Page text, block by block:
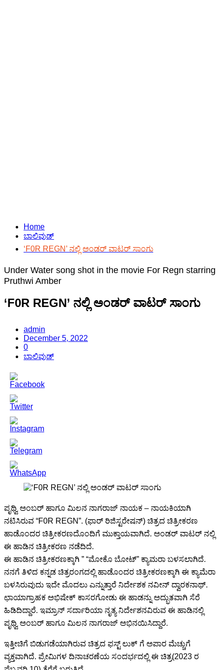
Home
ಬಾಲಿವುಡ್
‘F0R REGN’ ನಲ್ಲಿ ಅಂಡರ್ ವಾಟರ್ ಸಾಂಗು
Under Water song shot in the movie For Regn starring
Pruthwi Amber
‘F0R REGN’ ನಲ್ಲಿ ಅಂಡರ್ ವಾಟರ್ ಸಾಂಗು
admin
December 5, 2022
0
ಬಾಲಿವುಡ್
ಪೃಥ್ವಿ ಅಂಬರ್ ಹಾಗೂ ಮಿಲನ ನಾಗರಾಜ್ ನಾಯಕ – ನಾಯಕಿಯಾಗಿ
ನಟಿಸಿರುವ “F0R REGN”. (ಫಾರ್ ರಿಜಿಸ್ಟರೇಷನ್) ಚಿತ್ರದ ಚಿತ್ರೀಕರಣ
ಹಾಡೊಂದರ‌ ಚಿತ್ರೀಕರಣದೊಂದಿಗೆ ಮುಕ್ತಾಯವಾಗಿದೆ. ಅಂಡರ್ ವಾಟರ್ ನಲ್ಲಿ
ಈ ಹಾಡಿನ ಚಿತ್ರೀಕರಣ ನಡೆದಿದೆ.
ಈ ಹಾಡಿನ ಚಿತ್ರೀಕರಣಕ್ಕಾಗಿ ” “ಮೋಕೊ ಬೋಟ್” ಕ್ಯಾಮರಾ ಬಳಸಲಾಗಿದೆ.‌
ನನಗೆ ತಿಳಿದ ಕನ್ನಡ ಚಿತ್ರರಂಗದಲ್ಲಿ ಹಾಡೊಂದರ ಚಿತ್ರೀಕರಣಕ್ಕಾಗಿ ಈ ಕ್ಯಾಮೆರಾ
ಬಳಸಿರುವುದು ಇದೇ ಮೊದಲು ಎನ್ನುತ್ತಾರೆ ನಿರ್ದೇಶಕ ನವೀನ್ ದ್ವಾರಕನಾಥ್.
ಛಾಯಾಗ್ರಾಹಕ ಅಭಿಷೇಕ್ ಕಾಸರಗೋಡು ಈ ಹಾಡನ್ನು ಅದ್ಭುತವಾಗಿ ಸೆರೆ
ಹಿಡಿದಿದ್ದಾರೆ. ಇಮ್ರಾನ್ ಸರ್ದಾರಿಯಾ ನೃತ್ಯ ನಿರ್ದೇಶನವಿರುವ ಈ ಹಾಡಿನಲ್ಲಿ
ಪೃಥ್ವಿ ಅಂಬರ್ ಹಾಗೂ ಮಿಲನ ನಾಗರಾಜ್ ಅಭಿನಯಿಸಿದ್ದಾರೆ‌.
ಇತ್ತೀಚಿಗೆ ಬಿಡುಗಡೆಯಾಗಿರುವ ಚಿತ್ರದ ಫಸ್ಟ್ ಲುಕ್ ಗೆ ಅಪಾರ ಮೆಚ್ಚುಗೆ
ವ್ಯಕ್ತವಾಗಿದೆ. ಪ್ರೇಮಿಗಳ ದಿನಾಚರಣೆಯ ಸಂದರ್ಭದಲ್ಲಿ ಈ ಚಿತ್ರ(2023 ರ